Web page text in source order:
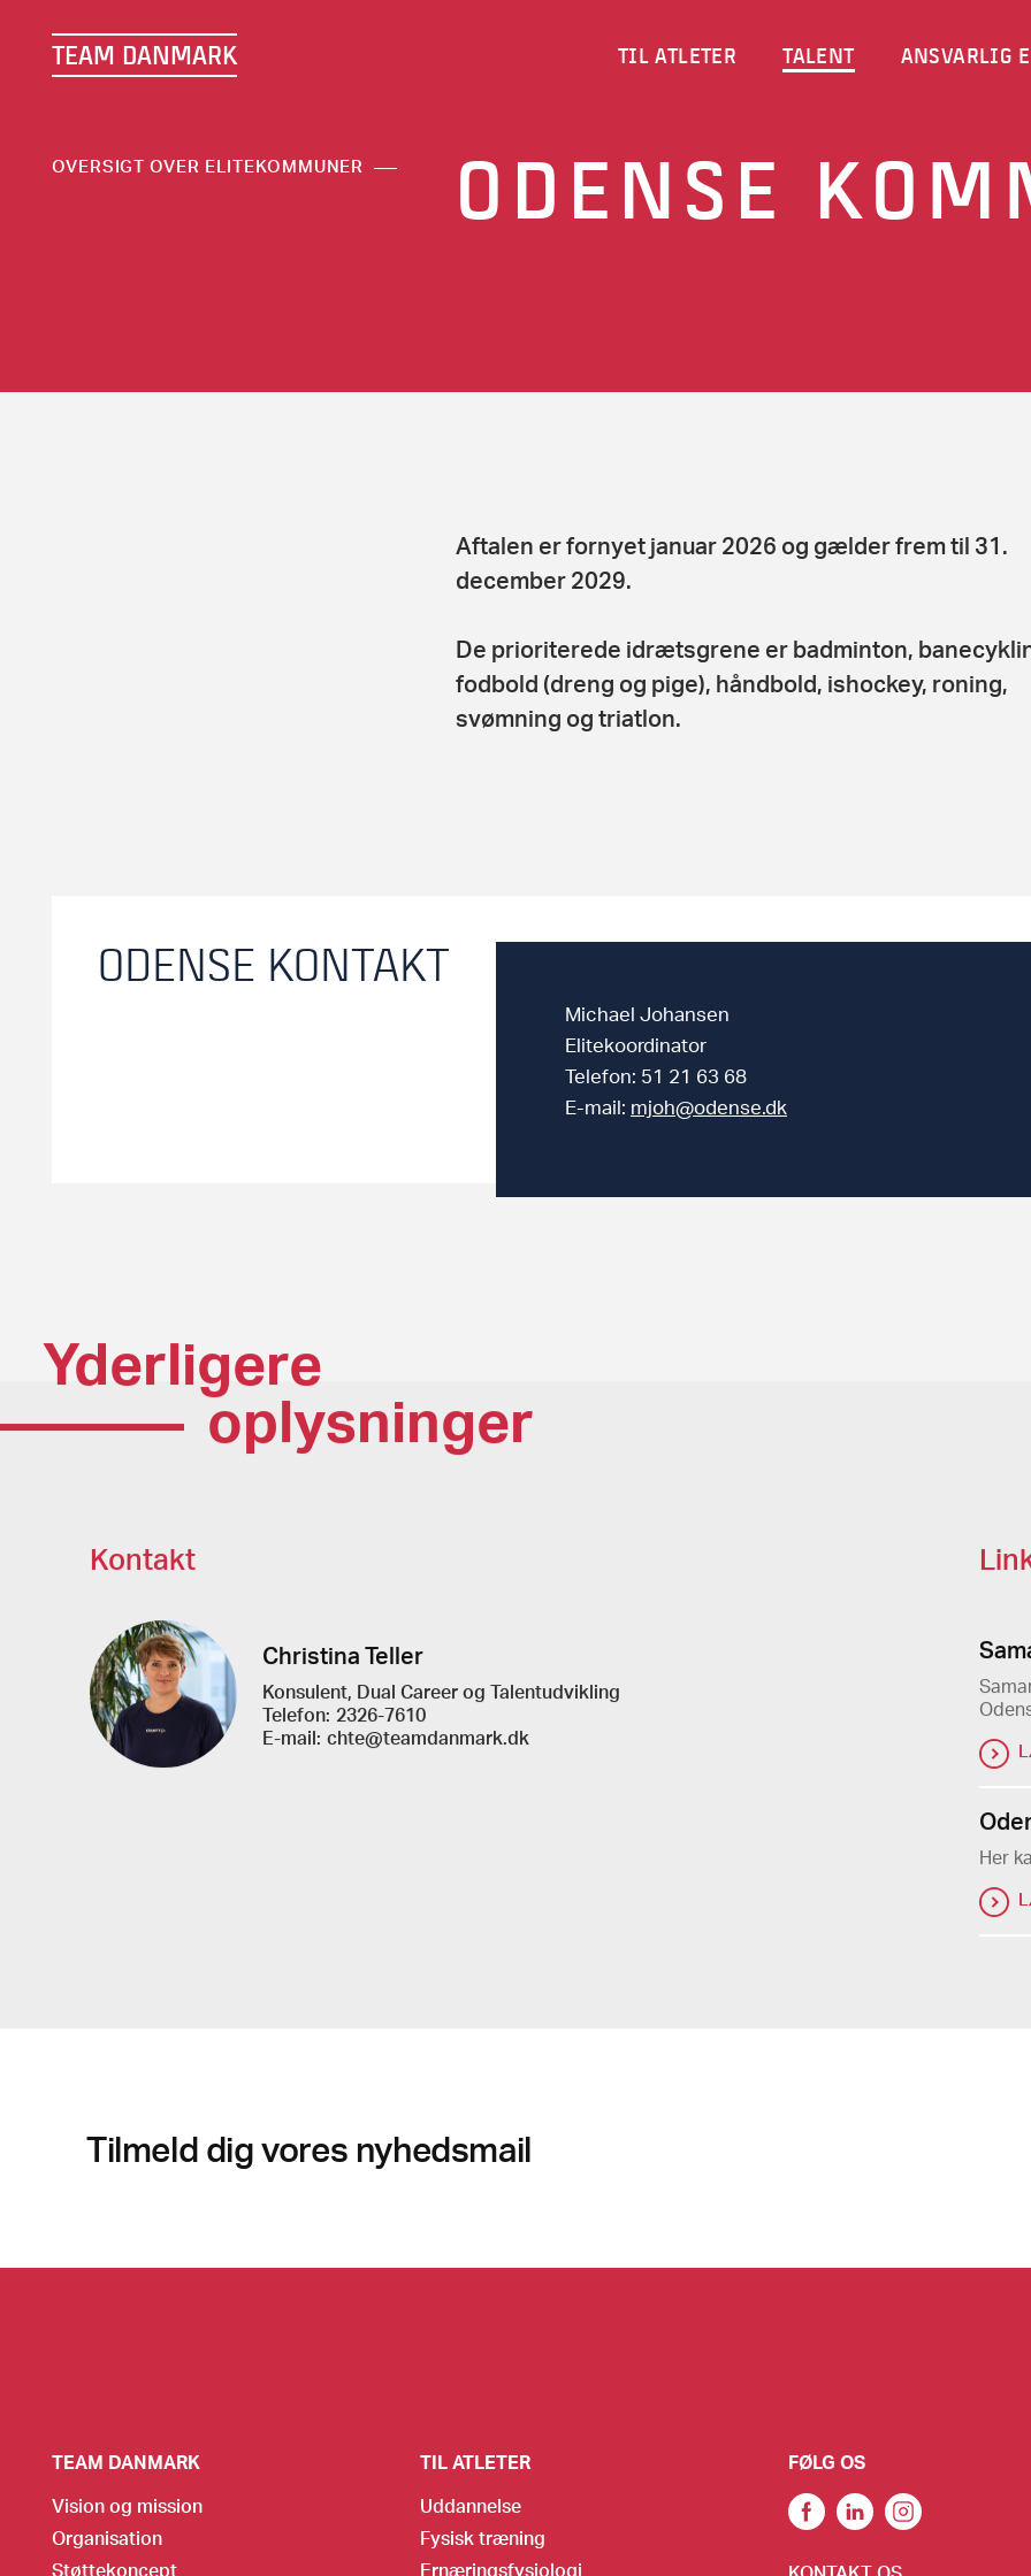
TEAM DANMARK TIL ATLETER TALENT ANSVARLIG
OVERSIGT OVER ELITEKOMMUNER ODENSE
Aftalen er fornyet januar 2026 og gælder frem til 31.
december 2029.
De prioriterede idrætsgrene er badminton,
fodbold (dreng og pige), håndbold, ishockey, roning,
svømning og triatlon.
ODENSE KONTAKT
Michael Johansen
Elitekoordinator
Telefon: 51 21 63 68
E-mail: mjoh@odense.dk
Yderligere
oplysninger
Kontakt
Christina Teller
Konsulent, Dual Career og Talentudvikling
Telefon: 2326-7610
E-mail: chte@teamdanmark.dk
Her
Tilmeld dig vores nyhedsmail
TEAM DANMARK
Vision og mission
Organisation
Støttekoncept
TIL ATLETER
Uddannelse
Fysisk træning
Ernæringsfysiologi
FØLG OS